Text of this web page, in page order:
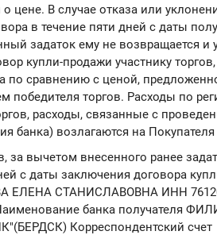
цене. В случае отказа или
в течение пяти дней с даты
задаток ему не возвращается и
купли-продажи участнику
по сравнению с ценой,
победителя торгов. Расходы по
расходы, связанные с
банка) возлагаются на Покупателя
за вычетом внесенного ранее
с даты заключения договора
ЕЛЕНА СТАНИСЛАВОВНА ИНН
банка получателя
Корреспондентский счет